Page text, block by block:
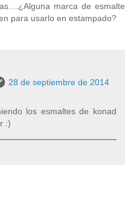
marca de esmalte
para usarlo en estampado?
28 de septiembre de 2014
los esmaltes de konad
:)